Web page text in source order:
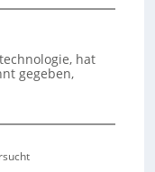
hat
gegeben,